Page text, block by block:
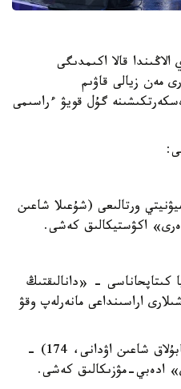
دا اباي الاڭىندا قالا اكىمدىگى
مەن زيالى قاۋىم
گۇل قويۋ ءراسىمى
ورتالىعى (شۇعىلا شاعىن
كىتاپحاناسى - «دانالىقتىڭ
اراسىنداعى مانەرلەپ وقۋ
11:00, №24 كىتاپحانا (4-اينابۇلاق شاعىن اۋدانى، 174) -
ادەبي-مۋزىكالىق كەشى.